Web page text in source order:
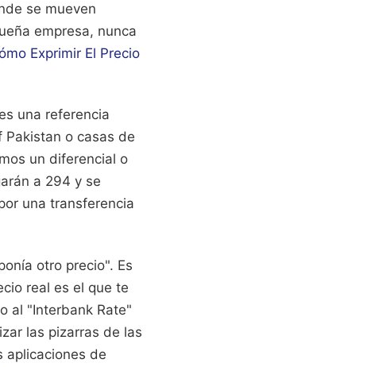
se mueven
empresa, nunca
Exprimir El Precio
una referencia
o casas de
un diferencial o
a 294 y se
una transferencia
otro precio". Es
real es el que te
al "Interbank Rate"
las pizarras de las
aplicaciones de